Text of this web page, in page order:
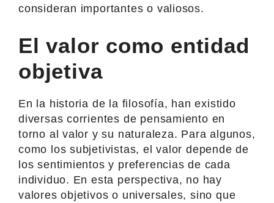
consideran importantes o valiosos.
El valor como entidad
objetiva
En la historia de la filosofía, han existido
diversas corrientes de pensamiento en
torno al valor y su naturaleza. Para algunos,
como los subjetivistas, el valor depende de
los sentimientos y preferencias de cada
individuo. En esta perspectiva, no hay
valores objetivos o universales, sino que